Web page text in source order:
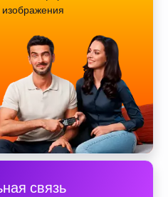
изображения
связь